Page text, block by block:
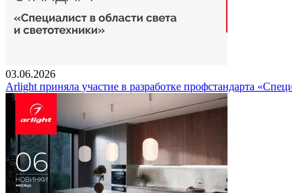
03.06.2026
Arlight приняла участие в разработке профстандарта